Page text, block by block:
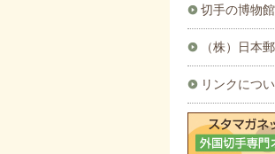
切手の博物館
（株）日本
リンクにつ